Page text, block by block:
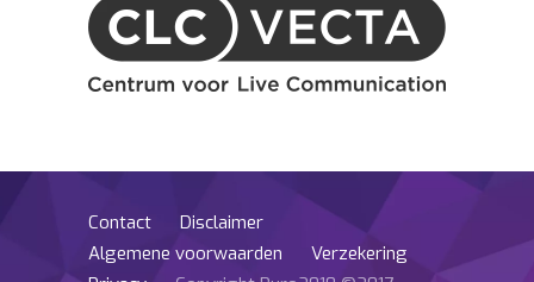
Contact
Disclaimer
Algemene voorwaarden
Verzekering